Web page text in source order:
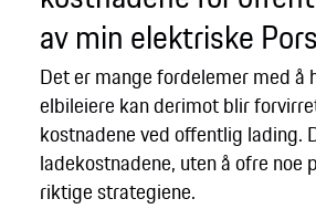
av min elektriske
Det er mange fordelemer med å
elbileiere kan derimot blir
kostnadene ved offentlig lading.
ladekostnadene, uten å ofre noe
riktige strategiene.